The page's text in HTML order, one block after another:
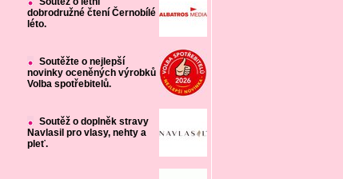
dobrodružné čtení Černobílé
léto.
Soutěžte o nejlepší
novinky oceněných výrobků
Volba spotřebitelů.
Soutěž o doplněk stravy
Navlasil pro vlasy, nehty a
pleť.